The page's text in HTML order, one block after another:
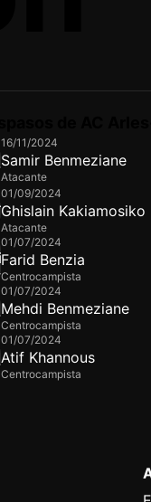
16/11/2024
Samir Benmeziane
Atacante
01/09/2024
Ghislain Kakiamosiko
Atacante
01/07/2024
Farid Benzia
Centrocampista
01/07/2024
Mehdi Benmeziane
Centrocampista
01/07/2024
Atif Khannous
Centrocampista